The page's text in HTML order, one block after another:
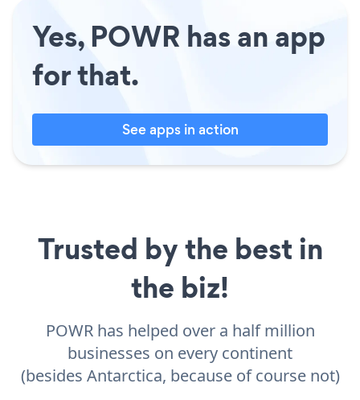
Yes, POWR has an app
for that.
See apps in action
Trusted by the best in
the biz!
POWR has helped over a half million
businesses on every continent
(besides Antarctica, because of course not)